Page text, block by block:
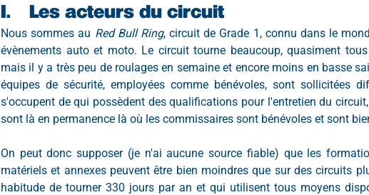
I.	Les acteurs du circuit
Nous sommes au Red Bull Ring, circuit de Grade 1, connu dans le
évènements auto et moto. Le circuit tourne beaucoup, quasiment
mais il y a très peu de roulages en semaine et encore moins en basse
équipes de sécurité, employées comme bénévoles, sont sollicitées
s'occupent de qui possèdent des qualifications pour l'entretien du
sont là en permanence là où les commissaires sont bénévoles et sont
On peut donc supposer (je n'ai aucune source fiable) que les
matériels et annexes peuvent être bien moindres que sur des circuits
habitude de tourner 330 jours par an et qui utilisent tous moyens